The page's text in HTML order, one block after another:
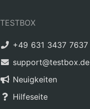
TESTBOX
+49 631 3437 7637
support@testbox.de
Neuigkeiten
Hilfeseite